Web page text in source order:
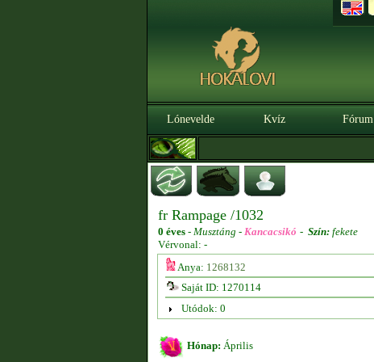
Lónevelde Kvíz Fórum
fr Rampage /1032
0 éves - Musztáng - Kancacsikó - Szín: fekete
Vérvonal: -
Anya: 1268132
Saját ID: 1270114
Utódok: 0
Hónap: Április